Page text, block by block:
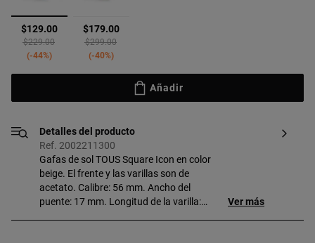
seleccionado
$129.00
Price reduced from
$229.00to
-44%
$179.00
Price reduced from
$299.00to
-40%
Añadir
Detalles del producto
Ref. 2002211300
Gafas de sol TOUS Square Icon en color
beige. El frente y las varillas son de
acetato. Calibre: 56 mm. Ancho del
puente: 17 mm. Longitud de la varilla:
Ver más